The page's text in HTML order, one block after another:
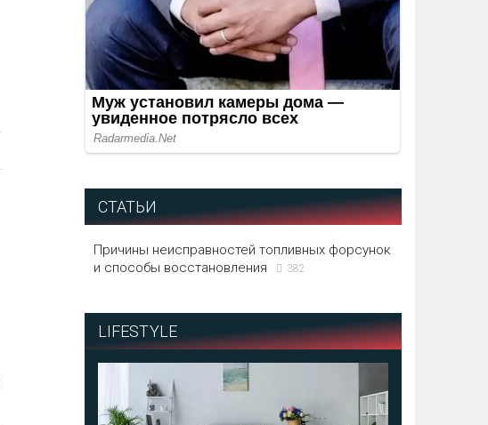
СТАТЬИ
Причины неисправностей топливных форсунок
и способы восстановления
382
LIFESTYLE